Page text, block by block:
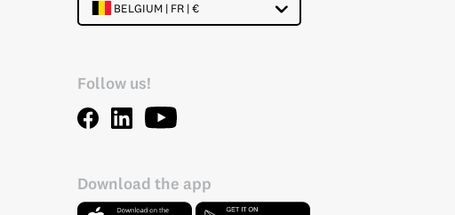
BELGIUM | FR | €
Follow us!
Download the app